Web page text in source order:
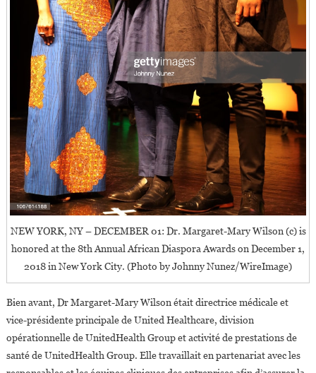
NEW YORK, NY – DECEMBER 01: Dr. Margaret-Mary Wilson (c) is
honored at the 8th Annual African Diaspora Awards on December 1,
2018 in New York City. (Photo by Johnny Nunez/WireImage)
Bien avant, Dr Margaret-Mary Wilson était directrice médicale et
vice-présidente principale de United Healthcare, division
opérationnelle de UnitedHealth Group et activité de prestations de
santé de UnitedHealth Group. Elle travaillait en partenariat avec les